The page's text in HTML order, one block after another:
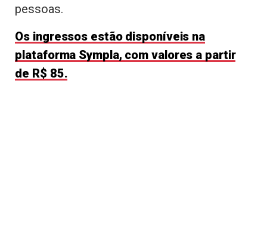
pessoas.
Os ingressos estão disponíveis na
plataforma Sympla, com valores a partir
de R$ 85.